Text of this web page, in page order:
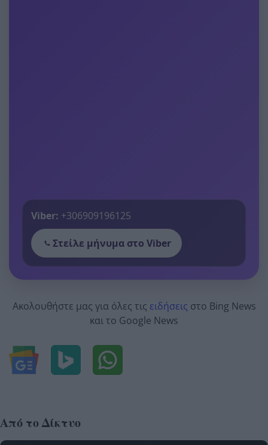
Viber: +306909196125
Στείλε μήνυμα στο Viber
Ακολουθήστε μας για όλες τις ειδήσεις στο Bing News
και το Google News
Από το Δίκτυο